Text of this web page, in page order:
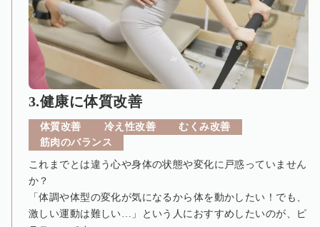
3.健康に体質改善
体質改善 冷え性改善
むくみ改善
筋肉のバランス
これまでとは違う心や身体の状態や変化に戸惑っていません
か？
「体調や体型の変化が気になるから体を動かしたい！でも、
激しい運動は難しい…」という人におすすめしたいのが、ピ